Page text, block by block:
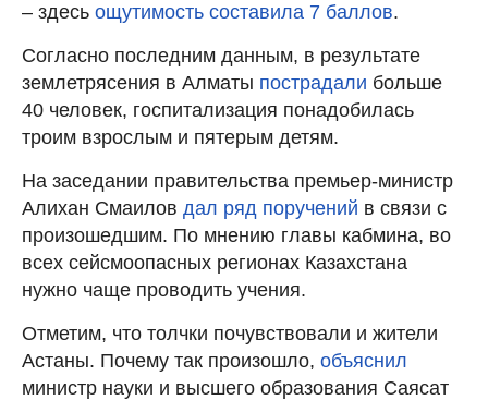
– здесь ощутимость составила 7 баллов.
Согласно последним данным, в результате
землетрясения в Алматы пострадали больше
40 человек, госпитализация понадобилась
троим взрослым и пятерым детям.
На заседании правительства премьер-министр
Алихан Смаилов дал ряд поручений в связи с
произошедшим. По мнению главы кабмина, во
всех сейсмоопасных регионах Казахстана
нужно чаще проводить учения.
Отметим, что толчки почувствовали и жители
Астаны. Почему так произошло, объяснил
министр науки и высшего образования Саясат